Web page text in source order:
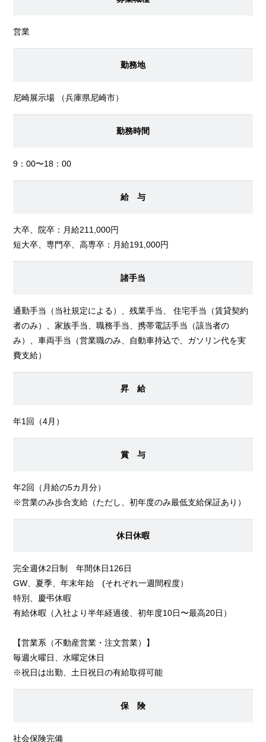
営業
勤務地
尼崎展示場 （兵庫県尼崎市）
勤務時間
9：00〜18：00
給 与
大卒、院卒：月給211,000円
短大卒、専門卒、高専卒：月給191,000円
諸手当
通勤手当（当社規定による）、残業手当、 住宅手当（賃貸契約
者のみ）、家族手当、職務手当、携帯電話手当（該当者の
み）、車両手当（営業職のみ、自動車持込で、ガソリン代を実
費支給）
昇 給
年1回（4月）
賞 与
年2回（月給の5カ月分）
※営業のみ歩合支給（ただし、初年度のみ最低支給保証あり）
休日休暇
完全週休2日制 年間休日126日
GW、夏季、年末年始 (それぞれ一週間程度）
特別、慶弔休暇
有給休暇（入社より半年経過後、初年度10日〜最高20日）
【営業系（不動産営業・注文営業）】
毎週火曜日、水曜定休日
※祝日は出勤、土日祝日の有給取得可能
保 険
社会保険完備